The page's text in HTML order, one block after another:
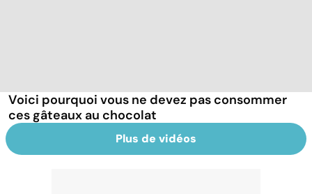
Voici pourquoi vous ne devez pas consommer
ces gâteaux au chocolat
Plus de vidéos